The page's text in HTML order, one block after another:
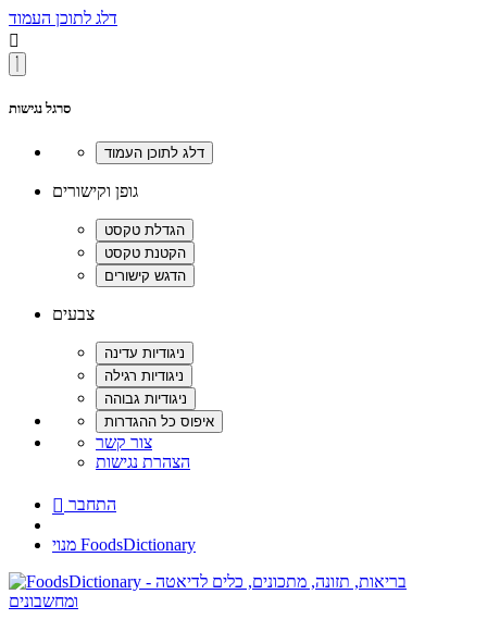
דלג לתוכן העמוד

סרגל נגישות
גופן וקישורים
צבעים
צור קשר
הצהרת נגישות
 התחבר
מנוי FoodsDictionary